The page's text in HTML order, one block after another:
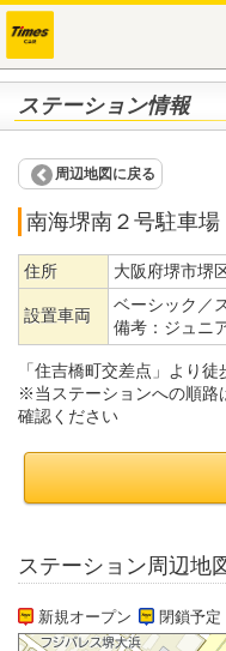
ステーション情報
周辺地図に戻る
南海堺南２号駐車場
住所 大阪府堺市堺
設置車両
ベーシック／
備考： ジュニ
「住吉橋町交差点」より徒
※当ステーションへの順路
確認ください
ステーション周辺地
新規オープン 閉鎖予定